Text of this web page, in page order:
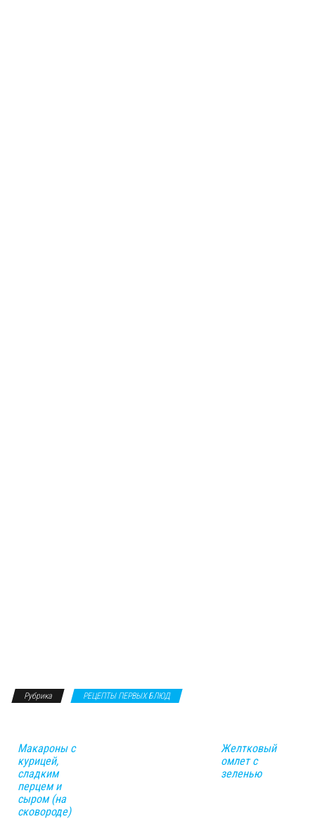
Рубрика РЕЦЕПТЫ ПЕРВЫХ БЛЮД
Макароны с
курицей,
сладким
перцем и
сыром (на
сковороде)
Желтковый
омлет с
зеленью